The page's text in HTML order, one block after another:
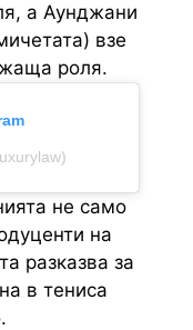
а Аунджани
взе
роля.
не само
на
разказва за
в тениса